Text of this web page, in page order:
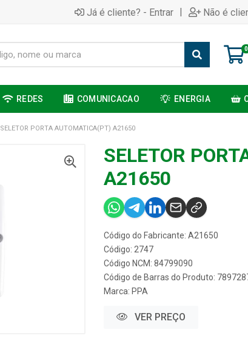
Já é cliente? - Entrar | Não é
0
REDES COMUNICACAO ENERGIA
SELETOR PORTA AUTOMATICA(PT) A21650
SELETOR
A21650
Código do Fabricante: A21650
Código: 2747
Código NCM: 84799090
Código de Barras do Produto:
Marca: PPA
VER PREÇO